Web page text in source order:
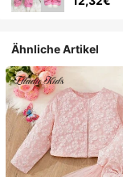
Ähnliche Artikel